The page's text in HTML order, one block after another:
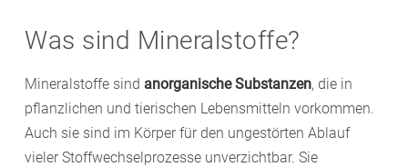
Hinweis:
Veganer und Menschen, die bestimmte
Medikamente wie Metformin oder
Protonenpumpenhemmer einnehmen, sollten ihre
Versorgung prüfen. Eine Supplementierung ist hier
häufig erforderlich, fragen Sie nach geeigneten
Produkten in Ihrer Flora-Apotheke .
Quellen: Paprika, Zitrusfrüchte, Kiwis, Beeren,
Kohlgemüse
Was sind Mineralstoffe?
Mineralstoffe sind anorganische Substanzen, die in
pflanzlichen und tierischen Lebensmitteln vorkommen.
Auch sie sind im Körper für den ungestörten Ablauf
vieler Stoffwechselprozesse unverzichtbar. Sie